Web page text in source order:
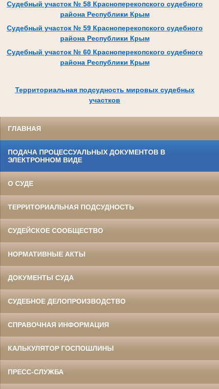
Судебный участок № 58 Красноперекопского судебного
района Республики Крым
Судебный участок № 59 Красноперекопского судебного
района Республики Крым
Судебный участок № 60 Красноперекопского судебного
района Республики Крым
Территориальная подсудность мировых судебных
участков
ГЛАВНАЯ
ПОДАЧА ПРОЦЕССУАЛЬНЫХ ДОКУМЕНТОВ В
ЭЛЕКТРОННОМ ВИДЕ
О СУДЕ
ТЕРРИТОРИАЛЬНАЯ ПОДСУДНОСТЬ
СУДЕЙСКОЕ СООБЩЕСТВО
НОРМАТИВНЫЕ АКТЫ
ДОКУМЕНТЫ СУДА
СУДЕБНОЕ ДЕЛОПРОИЗВОДСТВО
СПРАВОЧНАЯ ИНФОРМАЦИЯ
КАЛЬКУЛЯТОР ГОСПОШЛИНЫ
ПРЕСС-СЛУЖБА